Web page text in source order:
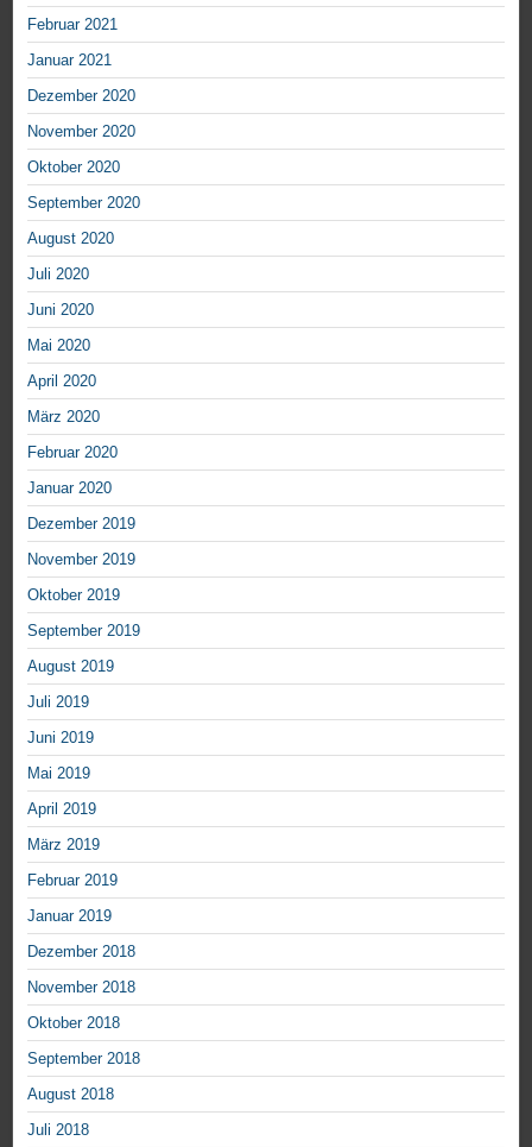
Februar 2021
Januar 2021
Dezember 2020
November 2020
Oktober 2020
September 2020
August 2020
Juli 2020
Juni 2020
Mai 2020
April 2020
März 2020
Februar 2020
Januar 2020
Dezember 2019
November 2019
Oktober 2019
September 2019
August 2019
Juli 2019
Juni 2019
Mai 2019
April 2019
März 2019
Februar 2019
Januar 2019
Dezember 2018
November 2018
Oktober 2018
September 2018
August 2018
Juli 2018